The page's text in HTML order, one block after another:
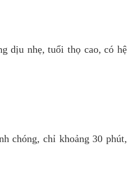
dịu nhẹ, tuổi thọ cao, có hệ
chóng, chỉ khoảng 30 phút,